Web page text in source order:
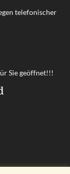
telefonischer
Sie geöffnet!!!